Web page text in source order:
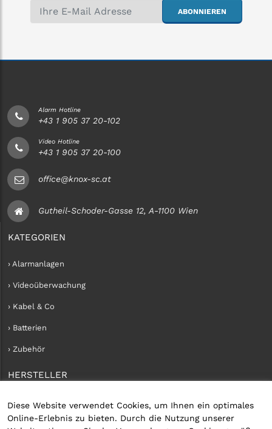
Diese Website verwendet Cookies, um Ihnen ein optimales
Online-Erlebnis zu bieten. Durch die Nutzung unserer
ABONNIEREN
Alarm Hotline
+43 1 905 37 20-102
Video Hotline
+43 1 905 37 20-100
office@knox-sc.at
Gutheil-Schoder-Gasse 12, A-1100 Wien
KATEGORIEN
› Alarmanlagen
› Videoüberwachung
› Kabel & Co
› Batterien
› Zubehör
HERSTELLER
› iConnect